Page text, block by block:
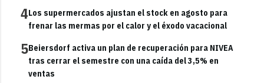
4Los supermercados ajustan el stock en agosto para
frenar las mermas por el calor y el éxodo vacacional
5Beiersdorf activa un plan de recuperación para NIVEA
tras cerrar el semestre con una caída del 3,5% en
ventas